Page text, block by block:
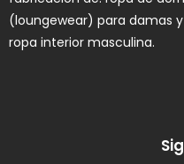
(loungewear) para damas
ropa interior masculina.